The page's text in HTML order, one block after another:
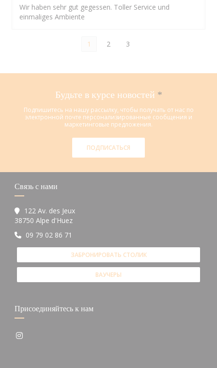
Wir haben sehr gut gegessen. Toller Service und
einmaliges Ambiente
1 2 3
Будьте в курсе новостей *
Подпишитесь на нашу рассылку, чтобы получать от нас по
электронной почте персонализированные сообщения и
маркетинговые предложения.
ПОДПИСАТЬСЯ
Связь с нами
122 Av. des Jeux
38750 Alpe d'Huez((открывается в новом окне))
09 79 02 86 71
ЗАБРОНИРОВАТЬ СТОЛИК
ВАУЧЕРЫ
Присоединяйтесь к нам
Instagram ((открывается в новом окне))